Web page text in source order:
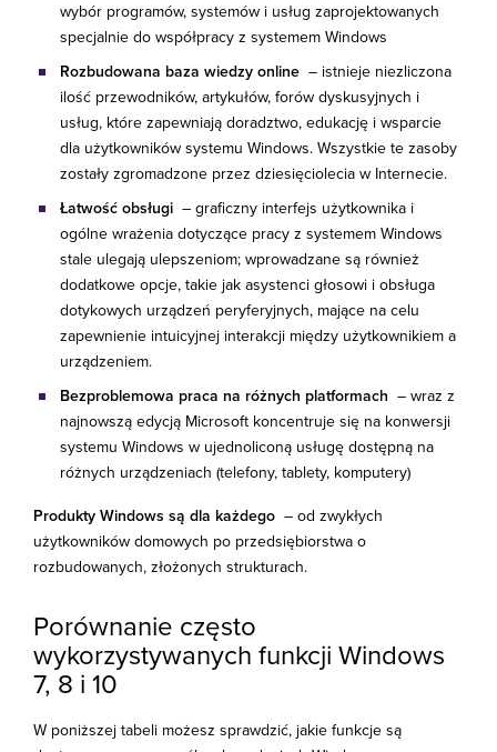
wybór programów, systemów i usług zaprojektowanych
specjalnie do współpracy z systemem Windows
Rozbudowana baza wiedzy online – istnieje niezliczona
ilość przewodników, artykułów, forów dyskusyjnych i
usług, które zapewniają doradztwo, edukację i wsparcie
dla użytkowników systemu Windows. Wszystkie te zasoby
zostały zgromadzone przez dziesięciolecia w Internecie.
Łatwość obsługi – graficzny interfejs użytkownika i
ogólne wrażenia dotyczące pracy z systemem Windows
stale ulegają ulepszeniom; wprowadzane są również
dodatkowe opcje, takie jak asystenci głosowi i obsługa
dotykowych urządzeń peryferyjnych, mające na celu
zapewnienie intuicyjnej interakcji między użytkownikiem a
urządzeniem.
Bezproblemowa praca na różnych platformach – wraz z
najnowszą edycją Microsoft koncentruje się na konwersji
systemu Windows w ujednoliconą usługę dostępną na
różnych urządzeniach (telefony, tablety, komputery)
Produkty Windows są dla każdego – od zwykłych
użytkowników domowych po przedsiębiorstwa o
rozbudowanych, złożonych strukturach.
Porównanie często
wykorzystywanych funkcji Windows
7, 8 i 10
W poniższej tabeli możesz sprawdzić, jakie funkcje są